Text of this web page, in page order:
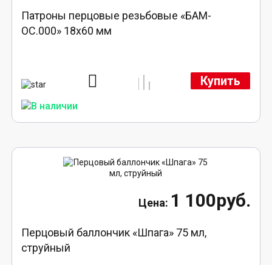
Патроны перцовые резьбовые «БАМ-
ОС.000» 18х60 мм
Купить
1 100руб.
Перцовый баллончик «Шпага» 75 мл,
струйный